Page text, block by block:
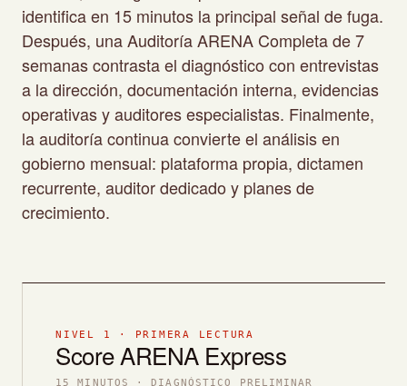
identifica en 15 minutos la principal señal de fuga.
Después, una Auditoría ARENA Completa de 7
semanas contrasta el diagnóstico con entrevistas
a la dirección, documentación interna, evidencias
operativas y auditores especialistas. Finalmente,
la auditoría continua convierte el análisis en
gobierno mensual: plataforma propia, dictamen
recurrente, auditor dedicado y planes de
crecimiento.
NIVEL 1 · PRIMERA LECTURA
Score ARENA Express
15 MINUTOS · DIAGNÓSTICO PRELIMINAR